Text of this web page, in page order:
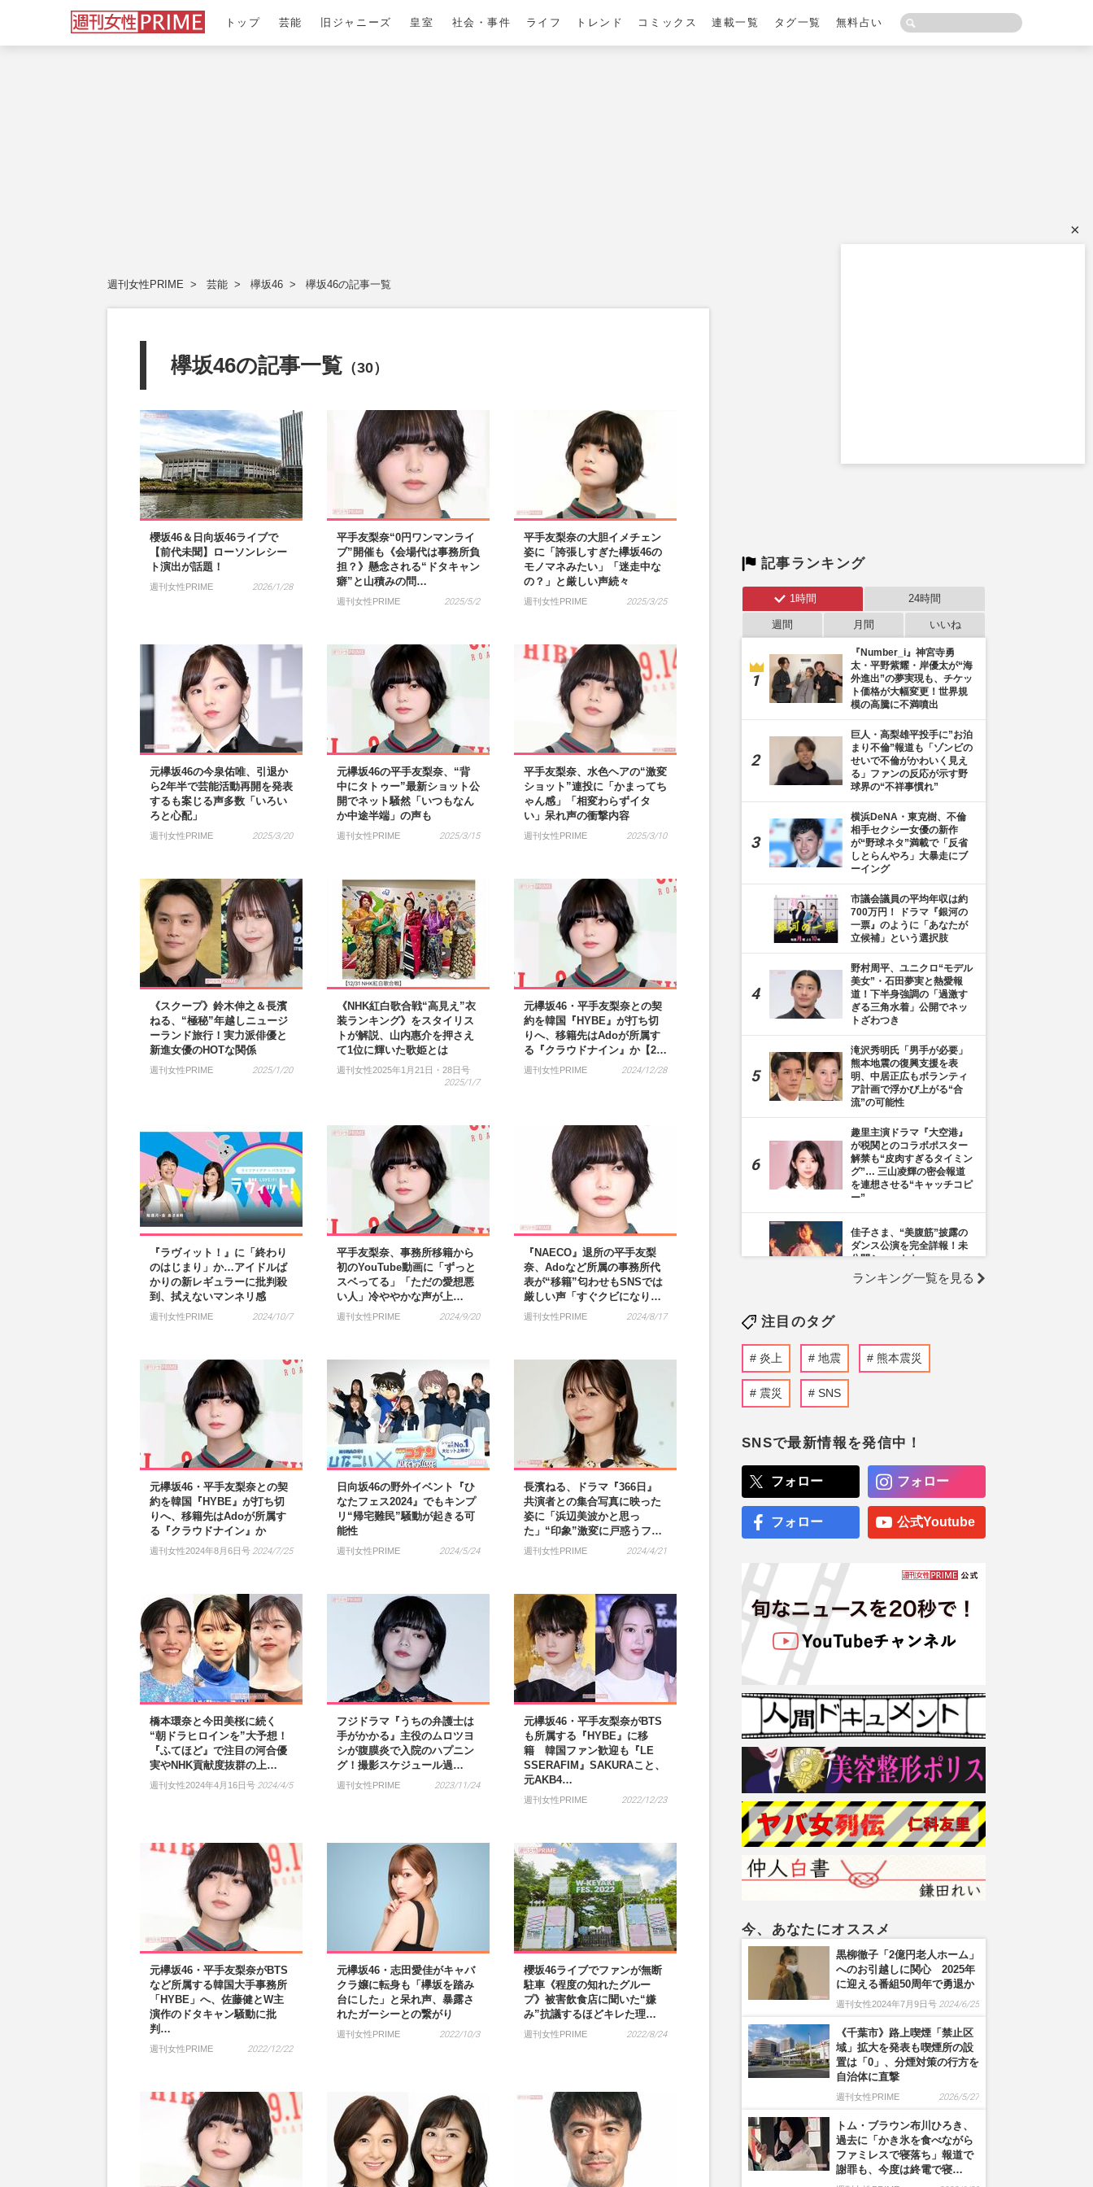
トップ 芸能 旧ジャニーズ 皇室 社会・事件 ライフ トレンド コミックス 連載一覧 タグ一覧 無料占い
週刊女性PRIME 芸能 欅坂46 欅坂46の記事一覧
欅坂46の記事一覧 （30）
櫻坂46＆日向坂46ライブで
【前代未聞】ローソンレシー
ト演出が話題！
週刊女性PRIME 2026/1/28
平手友梨奈“0円ワンマンライ
ブ”開催も《会場代は事務所負
担？》懸念される“ドタキャン
癖”と山積みの問…
週刊女性PRIME 2025/5/2
平手友梨奈の大胆イメチェン
姿に「誇張しすぎた欅坂46の
モノマネみたい」「迷走中な
の？」と厳しい声続々
週刊女性PRIME 2025/3/25
元欅坂46の今泉佑唯、引退か
ら2年半で芸能活動再開を発表
するも案じる声多数「いろい
ろと心配」
週刊女性PRIME 2025/3/20
元欅坂46の平手友梨奈、“背
中にタトゥー”最新ショット公
開でネット騒然「いつもなん
か中途半端」の声も
週刊女性PRIME 2025/3/15
平手友梨奈、水色ヘアの“激変
ショット”連投に「かまってち
ゃん感」「相変わらずイタ
い」呆れ声の衝撃内容
週刊女性PRIME 2025/3/10
《スクープ》鈴木伸之＆長濱
ねる、“極秘”年越しニュージ
ーランド旅行！実力派俳優と
新進女優のHOTな関係
週刊女性PRIME 2025/1/20
《NHK紅白歌合戦“高見え”衣
装ランキング》をスタイリス
トが解説、山内惠介を押さえ
て1位に輝いた歌姫とは
週刊女性2025年1月21日・28日号
2025/1/7
元欅坂46・平手友梨奈との契
約を韓国『HYBE』が打ち切
りへ、移籍先はAdoが所属す
る『クラウドナイン』か【2…
週刊女性PRIME 2024/12/28
『ラヴィット！』に「終わり
のはじまり」か…アイドルば
かりの新レギュラーに批判殺
到、拭えないマンネリ感
週刊女性PRIME 2024/10/7
平手友梨奈、事務所移籍から
初のYouTube動画に「ずっと
スベってる」「ただの愛想悪
い人」冷ややかな声が上…
週刊女性PRIME 2024/9/20
『NAECO』退所の平手友梨
奈、Adoなど所属の事務所代
表が“移籍”匂わせもSNSでは
厳しい声「すぐクビになり…
週刊女性PRIME 2024/8/17
元欅坂46・平手友梨奈との契
約を韓国『HYBE』が打ち切
りへ、移籍先はAdoが所属す
る『クラウドナイン』か
週刊女性2024年8月6日号 2024/7/25
日向坂46の野外イベント『ひ
なたフェス2024』でもキンプ
リ“帰宅難民”騒動が起きる可
能性
週刊女性PRIME 2024/5/24
長濱ねる、ドラマ『366日』
共演者との集合写真に映った
姿に「浜辺美波かと思っ
た」“印象”激変に戸惑うフ…
週刊女性PRIME 2024/4/21
橋本環奈と今田美桜に続く
“朝ドラヒロインを”大予想！
『ふてほど』で注目の河合優
実やNHK貢献度抜群の上…
週刊女性2024年4月16日号 2024/4/5
フジドラマ『うちの弁護士は
手がかかる』主役のムロツヨ
シが腹膜炎で入院のハプニン
グ！撮影スケジュール過…
週刊女性PRIME 2023/11/24
元欅坂46・平手友梨奈がBTS
も所属する『HYBE』に移
籍 韓国ファン歓迎も『LE
SSERAFIM』SAKURAこと、
元AKB4…
週刊女性PRIME 2022/12/23
元欅坂46・平手友梨奈がBTS
など所属する韓国大手事務所
「HYBE」へ、佐藤健とW主
演作のドタキャン騒動に批
判…
週刊女性PRIME 2022/12/22
元欅坂46・志田愛佳がキャバ
クラ嬢に転身も「欅坂を踏み
台にした」と呆れ声、暴露さ
れたガーシーとの繋がり
週刊女性PRIME 2022/10/3
櫻坂46ライブでファンが無断
駐車《程度の知れたグルー
プ》被害飲食店に聞いた“嫌
み”抗議するほどキレた理…
週刊女性PRIME 2022/8/24
記事ランキング
1時間 24時間
週間 月間 いいね
『Number_i』神宮寺勇
太・平野紫耀・岸優太が“海
外進出”の夢実現も、チケッ
ト価格が大幅変更！世界規
模の高騰に不満噴出
巨人・高梨雄平投手に”お泊
まり不倫”報道も「ゾンビの
せいで不倫がかわいく見え
る」ファンの反応が示す野
球界の“不祥事慣れ”
横浜DeNA・東克樹、不倫
相手セクシー女優の新作
が“野球ネタ”満載で「反省
しとらんやろ」大暴走にブ
ーイング
市議会議員の平均年収は約
700万円！ ドラマ『銀河の
一票』のように「あなたが
立候補」という選択肢
野村周平、ユニクロ“モデル
美女”・石田夢実と熱愛報
道！下半身強調の「過激す
ぎる三角水着」公開でネッ
トざわつき
滝沢秀明氏「男手が必要」
熊本地震の復興支援を表
明、中居正広もボランティ
ア計画で浮かび上がる“合
流”の可能性
趣里主演ドラマ『大空港』
が税関とのコラボポスター
解禁も“皮肉すぎるタイミン
グ”… 三山凌輝の密会報道
を連想させる“キャッチコピ
ー”
佳子さま、“美腹筋”披露の
ダンス公演を完全詳報！未
公開ショットも
ぱーてぃーちゃん・信子、
衝撃のすっぴん姿に《ギャ
伊野尾慧とのLINEを匂わせ
との“デート疑惑”や高橋海
人には「普段からあんな感
じ」投稿連発、繋がりアピ
ールでジャニーズは戦々
恐々か
の“本当の仲”と「干される
感じたジャニーズへの“拒否
反応”
専門医が厳選した「がんに
理で手軽にがん予防
【大阪より強引？】横浜
内全域」路上喫煙禁止方針
も、喫煙所整備は“ノープラ
ン”の現状
NHK職員への性加害で“出
禁”食らった〈5年前の番組
出演者〉特定が進むも、ネ
も拡散される“二次被害”
ランキング一覧を見る
注目のタグ
炎上 地震 熊本震災
震災 SNS
SNSで最新情報を発信中！
フォロー フォロー
フォロー 公式Youtube
今、あなたにオススメ
黒柳徹子「2億円老人ホーム」
へのお引越しに関心 2025年
に迎える番組50周年で勇退か
週刊女性2024年7月9日号 2024/6/25
《千葉市》路上喫煙「禁止区
域」拡大を発表も喫煙所の設
置は「0」、分煙対策の行方を
自治体に直撃
週刊女性PRIME 2026/5/27
トム・ブラウン布川ひろき、
過去に「かき氷を食べながら
ファミレスで寝落ち」報道で
謝罪も、今度は終電で寝…
×